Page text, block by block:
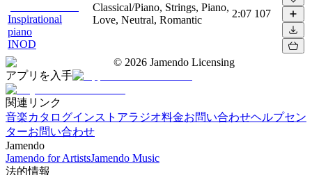
Inspirational
piano
INOD
Classical/Piano, Strings, Piano,
Love, Neutral, Romantic
2:07 107
© 2026 Jamendo Licensing
アプリを入手
関連リンク
音楽カタログインストアラジオ料金お問い合わせヘルプセン
ターお問い合わせ
Jamendo
Jamendo for ArtistsJamendo Music
法的情報